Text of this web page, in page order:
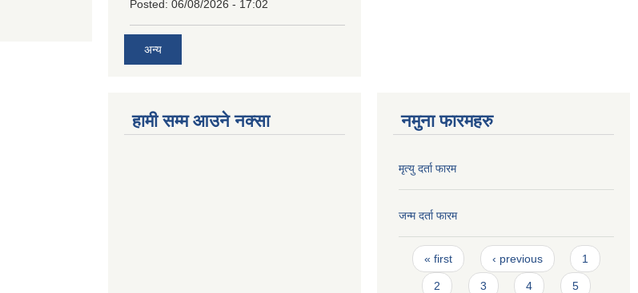
Posted: 06/08/2026 - 17:02
अन्य
हामी सम्म आउने नक्सा नमुना फारमहरु
मृत्यु दर्ता फारम
जन्म दर्ता फारम
Pages
« first ‹ previous 1
2 3 4 5